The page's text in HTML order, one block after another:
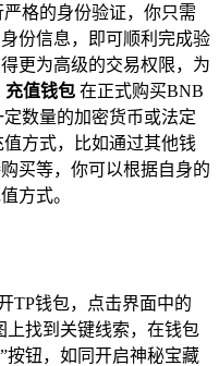
格的身份验证，你只需
份信息，即可顺利完成验
更为高级的交易权限，为
充值钱包 在正式购买BNB
数量的加密货币或法定
方式，比如通过其他钱
买等，你可以根据自身的
方式。
TP钱包，点击界面中的
上找到关键线索，在钱包
按钮，如同开启神秘宝藏